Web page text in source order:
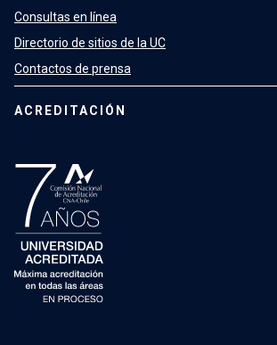
Consultas en línea
Directorio de sitios de la UC
Contactos de prensa
ACREDITACIÓN